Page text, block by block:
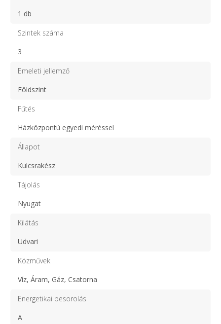
1 db
Szintek száma
3
Emeleti jellemző
Földszint
Fűtés
Házközpontú egyedi méréssel
Állapot
Kulcsrakész
Tájolás
Nyugat
Kilátás
Udvari
Közművek
Víz, Áram, Gáz, Csatorna
Energetikai besorolás
A